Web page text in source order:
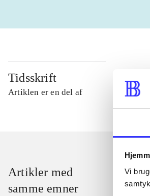
Vi
Tidsskrift
Artiklen er en del af
Artikler med
samme emner